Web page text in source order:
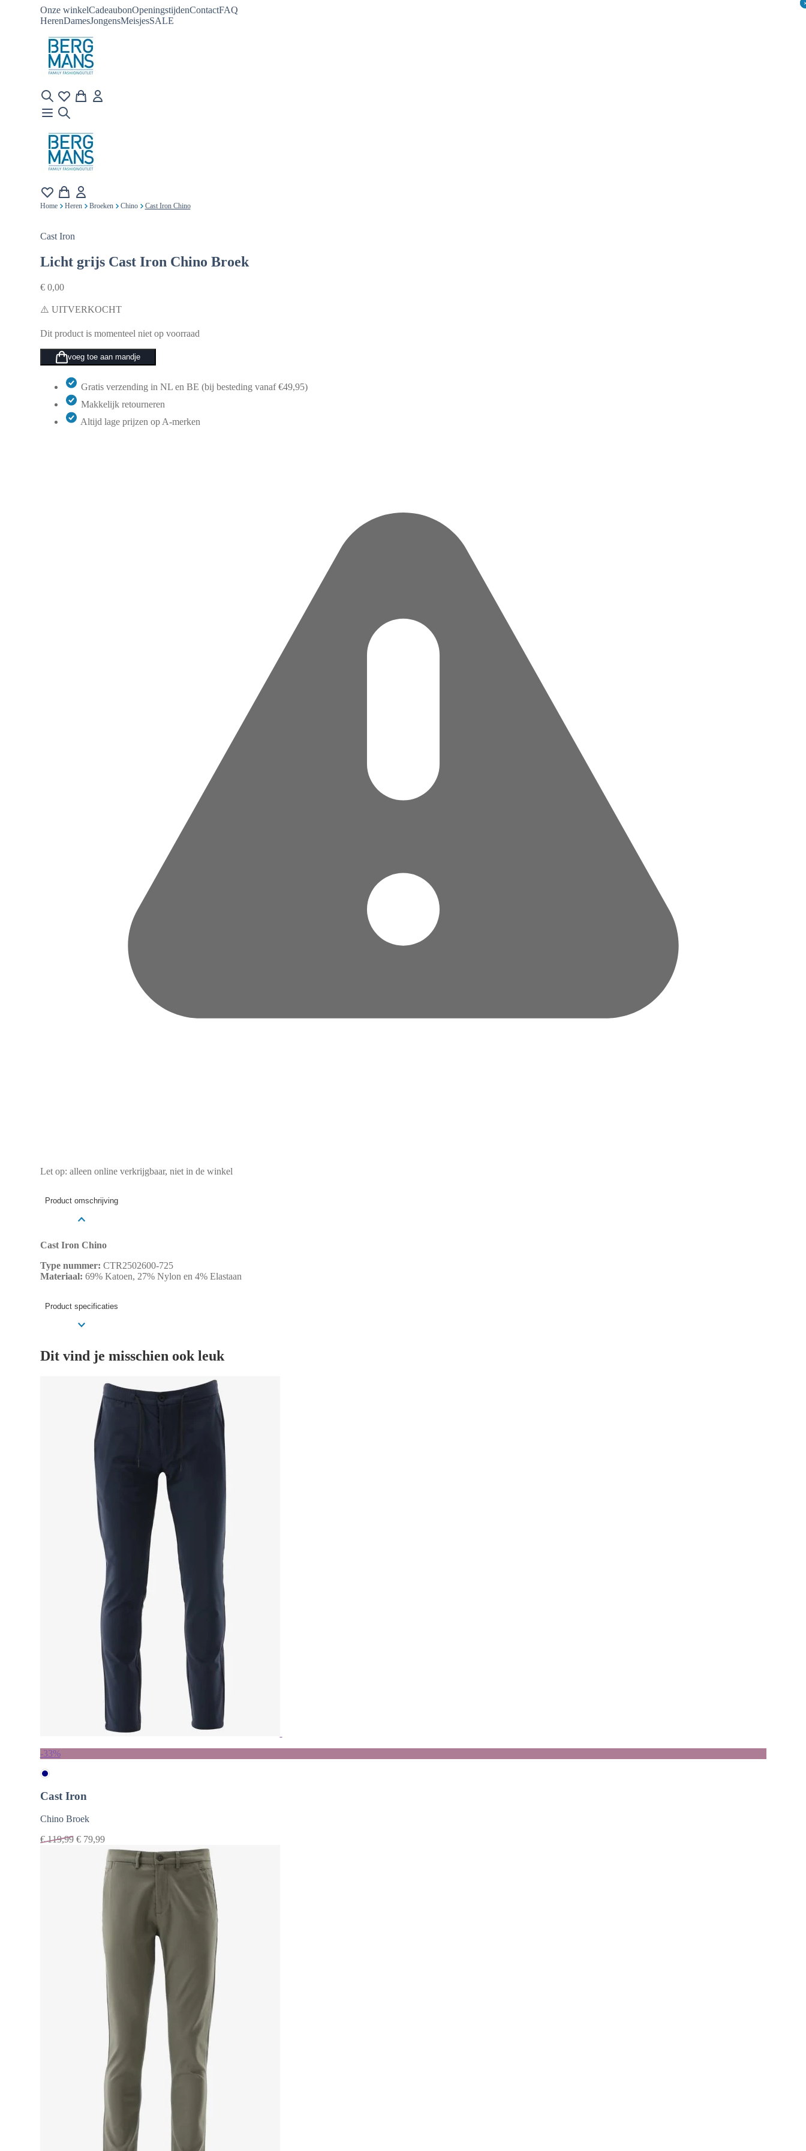
Onze winkelCadeaubonOpeningstijdenContactFAQ
HerenDamesJongensMeisjesSALE
Home Heren Broeken Chino Cast Iron Chino
Cast Iron
Licht grijs Cast Iron Chino Broek
€0,00
⚠️ UITVERKOCHT
Dit product is momenteel niet op voorraad
voeg toe aan mandje
Gratis verzending in NL en BE (bij besteding vanaf €49,95)
Makkelijk retourneren
Altijd lage prijzen op A-merken
Let op: alleen online verkrijgbaar, niet in de winkel
Product omschrijving
Cast Iron Chino
Type nummer: CTR2502600-725
Materiaal: 69% Katoen, 27% Nylon en 4% Elastaan
Product specificaties
Dit vind je misschien ook leuk
-33%
Cast Iron
Chino Broek
€119,99 €79,99